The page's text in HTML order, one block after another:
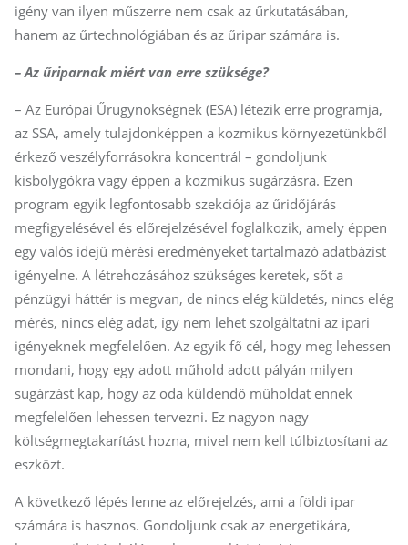
igény van ilyen műszerre nem csak az űrkutatásában,
hanem az űrtechnológiában és az űripar számára is.
– Az űriparnak miért van erre szüksége?
– Az Európai Űrügynökségnek (ESA) létezik erre programja,
az SSA, amely tulajdonképpen a kozmikus környezetünkből
érkező veszélyforrásokra koncentrál – gondoljunk
kisbolygókra vagy éppen a kozmikus sugárzásra. Ezen
program egyik legfontosabb szekciója az űridőjárás
megfigyelésével és előrejelzésével foglalkozik, amely éppen
egy valós idejű mérési eredményeket tartalmazó adatbázist
igényelne. A létrehozásához szükséges keretek, sőt a
pénzügyi háttér is megvan, de nincs elég küldetés, nincs elég
mérés, nincs elég adat, így nem lehet szolgáltatni az ipari
igényeknek megfelelően. Az egyik fő cél, hogy meg lehessen
mondani, hogy egy adott műhold adott pályán milyen
sugárzást kap, hogy az oda küldendő műholdat ennek
megfelelően lehessen tervezni. Ez nagyon nagy
költségmegtakarítást hozna, mivel nem kell túlbiztosítani az
eszközt.
A következő lépés lenne az előrejelzés, ami a földi ipar
számára is hasznos. Gondoljunk csak az energetikára,